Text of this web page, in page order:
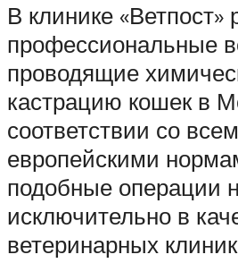
В клинике «Ветпост»
профессиональные
проводящие
кастрацию кошек в
соответствии со
европейскими
подобные операции
исключительно в
ветеринарных